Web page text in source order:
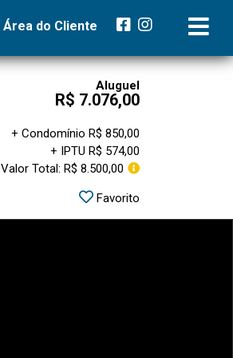
Área do Cliente
Aluguel
R$ 7.076,00
+ Condomínio R$ 850,00
+ IPTU R$ 574,00
Valor Total: R$ 8.500,00
Favorito